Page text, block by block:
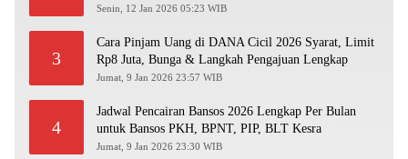
Senin, 12 Jan 2026 05:23 WIB
3
Cara Pinjam Uang di DANA Cicil 2026 Syarat, Limit
Rp8 Juta, Bunga & Langkah Pengajuan Lengkap
Jumat, 9 Jan 2026 23:57 WIB
4
Jadwal Pencairan Bansos 2026 Lengkap Per Bulan
untuk Bansos PKH, BPNT, PIP, BLT Kesra
Jumat, 9 Jan 2026 23:30 WIB